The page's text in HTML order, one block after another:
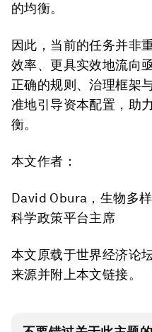
的均衡。
因此，当前的任务并非
效率、更具实效地流向
正确的规则、治理框架
准地引导资本配置，助
衡。
本文作者：
David Obura，生物多
科学政策平台主席
本文原载于世界经济论
来源并附上本文链接。